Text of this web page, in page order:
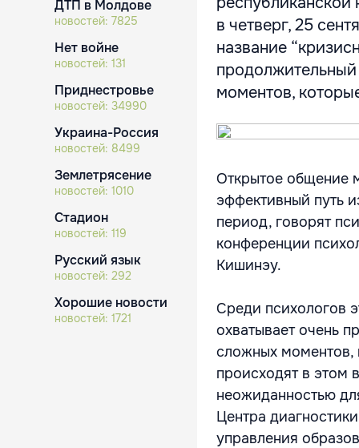
ДТП в Молдове
новостей: 7825
Нет войне
новостей: 131
Приднестровье
новостей: 34990
Украина-Россия
новостей: 8499
Землетрясение
новостей: 1010
Стадион
новостей: 119
Русский язык
новостей: 292
Хорошие новости
новостей: 1721
в четверг, 25
название
продолжительный
моментов,
Открытое общение
эффективный путь
период, говорят
конференции
Кишинэу.
Среди психологов
охватывает очень
сложных моментов,
происходят в этом
неожиданностью
Центра
управления